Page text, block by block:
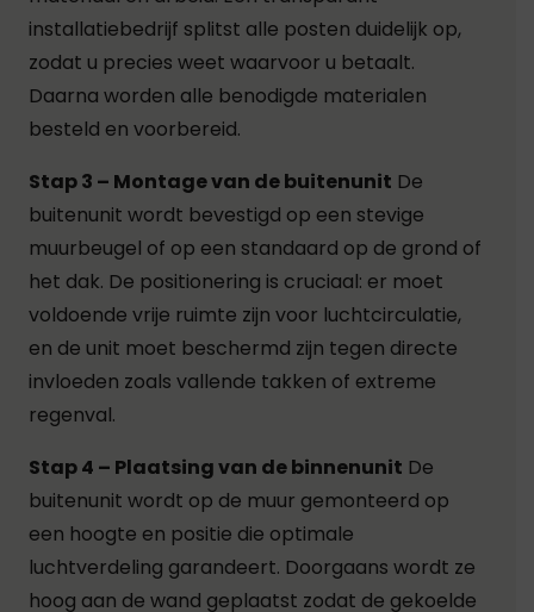
installatiebedrijf splitst alle posten duidelijk op,
zodat u precies weet waarvoor u betaalt.
Daarna worden alle benodigde materialen
besteld en voorbereid.
Stap 3 – Montage van de buitenunit De
buitenunit wordt bevestigd op een stevige
muurbeugel of op een standaard op de grond of
het dak. De positionering is cruciaal: er moet
voldoende vrije ruimte zijn voor luchtcirculatie,
en de unit moet beschermd zijn tegen directe
invloeden zoals vallende takken of extreme
regenval.
Stap 4 – Plaatsing van de binnenunit De
buitenunit wordt op de muur gemonteerd op
een hoogte en positie die optimale
luchtverdeling garandeert. Doorgaans wordt ze
hoog aan de wand geplaatst zodat de gekoelde